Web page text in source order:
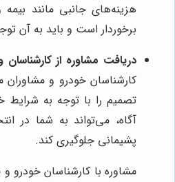
هزینه‌های جانبی مانند بیمه
برخوردار است و باید به آن
دریافت مشاوره از کارشناسان
کارشناسان خودرو و مشاوران
تصمیم را با توجه به شرایط
آگاه، می‌تواند به شما در
پشیمانی جلوگیری کند.
مشاوره با کارشناسان خودرو